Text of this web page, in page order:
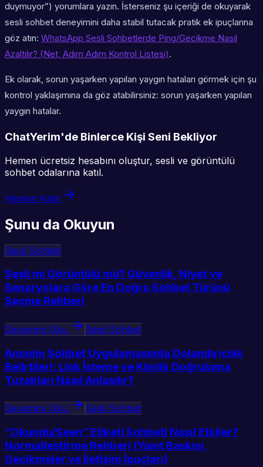
duymuyor”) yorumlara yazın. İsterseniz şu içeriği de okuyarak
sesli sohbet deneyimini daha stabil tutacak pratik ek ipuçlarına
göz atın: WhatsApp Sesli Sohbetlerde Ping/Gecikme Nasıl
Azaltılır? (Net, Adım Adım Kontrol Listesi).
Ek olarak, sorun yaşarken yapılan yaygın hataları görmek için şu
kontrol yaklaşımına da göz atabilirsiniz: sorun yaşarken yapılan
yaygın hatalar.
ChatYerim'de Binlerce Kişi Seni Bekliyor
Hemen ücretsiz hesabını oluştur, sesli ve görüntülü
sohbet odalarına katıl.
Hemen Katıl
Şunu da Okuyun
Sesli Sohbet
Sesli mi Görüntülü mü? Güvenlik, Niyet ve
Senaryolara Göre En Doğru Sohbet Türünü
Seçme Rehberi
Devamını Oku Sesli Sohbet
Anonim Sohbet Uygulamasında Dolandırıcılık
Belirtileri: Link İsteme ve Kimlik Doğrulama
Tuzakları Nasıl Anlaşılır?
Devamını Oku Sesli Sohbet
“Okundu/Seen” Etiketi Sohbeti Nasıl Etkiler?
Normalleştirme Rehberi (Yanıt Baskısı,
Gecikmeler ve İletişim İpuçları)